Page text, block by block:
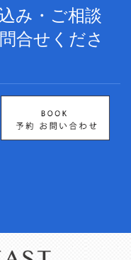
み・ご相談
合せくださ